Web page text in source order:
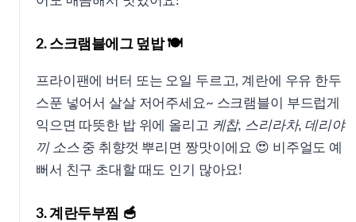
2. 스크램블에그 덮밥 🍽
프라이팬에 버터 또는 오일 두르고, 계란에 우유 한두
스푼 넣어서 살살 저어주세요~ 스크램블이 부드럽게
익으면 따뜻한 밥 위에 올리고 케찹, 스리라차, 데리야
끼 소스중 취향껏 뿌리면 짱맛이에요 😍 비주얼도 예
뻐서 친구 초대할 때도 인기 많아요!
3. 계란두부찜 🥣